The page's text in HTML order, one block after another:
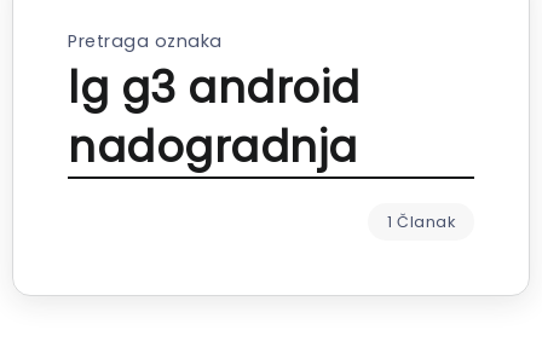
Pretraga oznaka
lg g3 android
nadogradnja
1 Članak